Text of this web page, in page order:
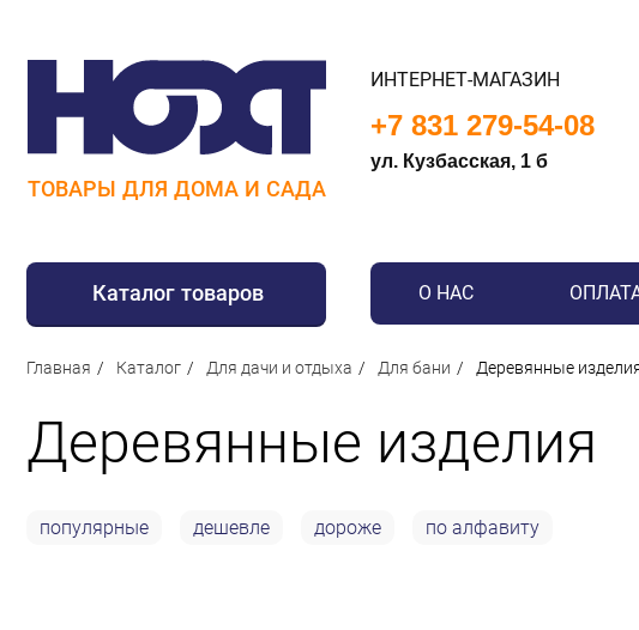
ТОВАРЫ ДЛЯ ДОМА И САДА
ИНТЕРНЕТ-МАГАЗИН
+7 831 279-54-08
ул. Кузбасская, 1 б
Каталог товаров
Для дома
Сантехника
Для дачи и отдыха
Для детей
О НАС
Главная Каталог Для дачи и отдыха Для бани Деревянные
Деревянные изделия
популярные дешевле дороже по алфавиту